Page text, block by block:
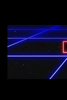
content